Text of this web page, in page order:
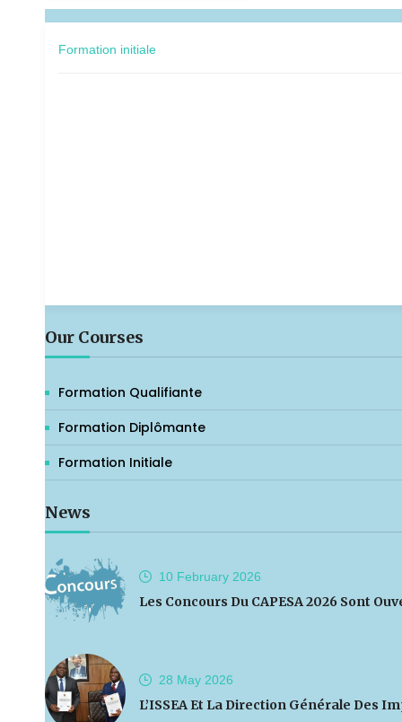
Formation initiale
Our Courses
Formation Qualifiante
Formation Diplômante
Formation Initiale
News
10 February 2026
Les Concours Du CAPESA 2026 Sont
28 May 2026
L’ISSEA Et La Direction Générale Des